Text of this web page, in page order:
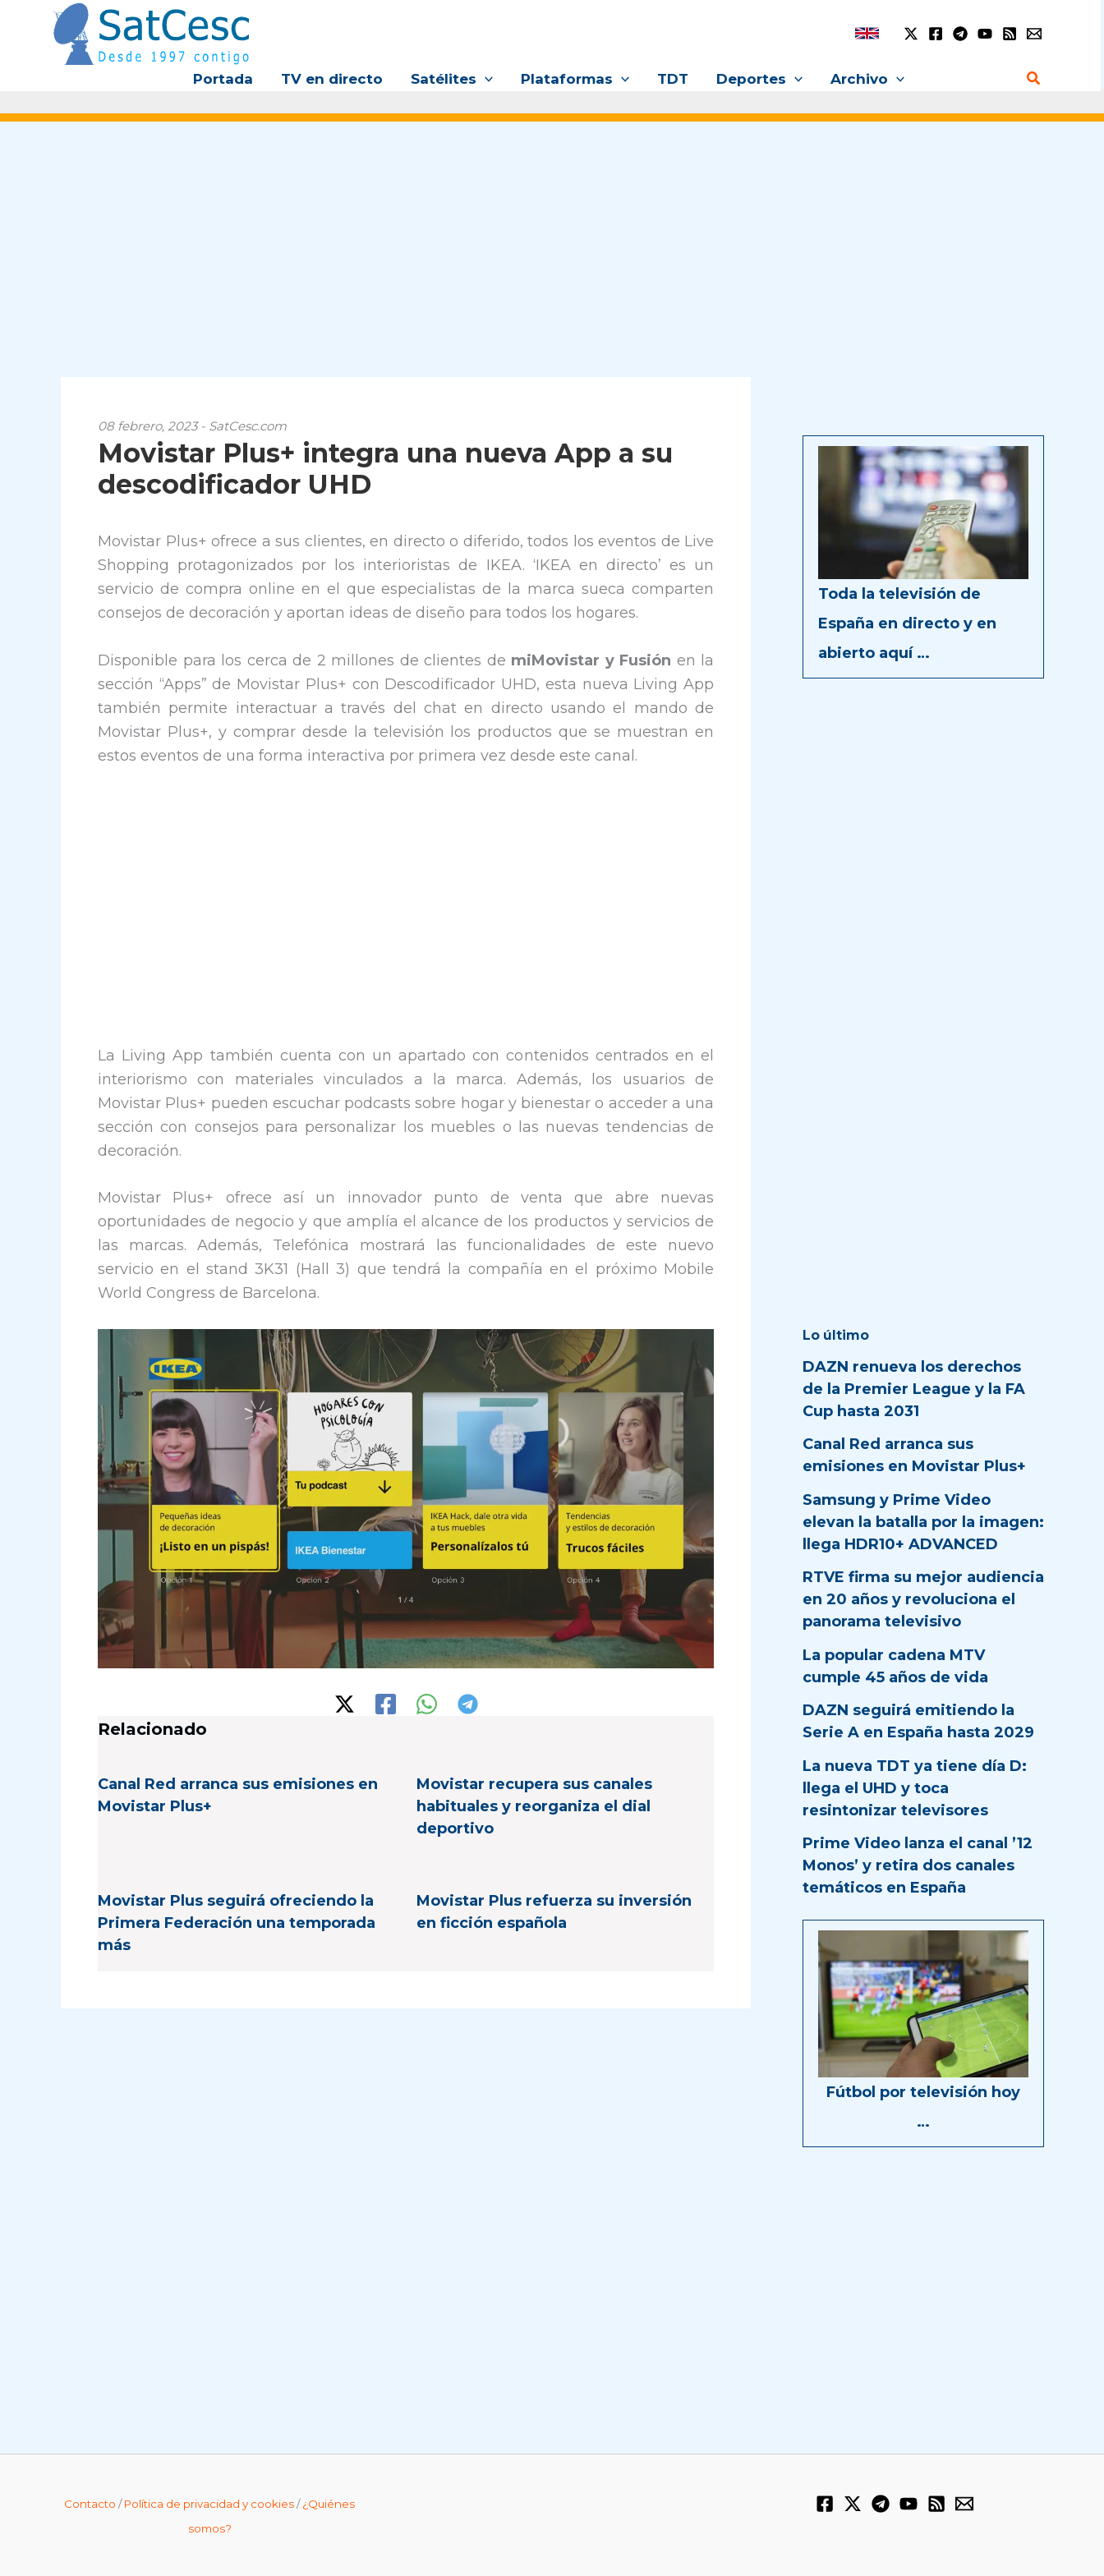
contenido
Portada TV en directo Satélites Plataformas TDT Deportes Archivo Buscar
08 febrero, 2023 - SatCesc.com
Movistar Plus+ integra una nueva App a su
descodificador UHD
Movistar Plus+ ofrece a sus clientes, en directo o diferido, todos los eventos de Live
Shopping protagonizados por los interioristas de IKEA. ‘IKEA en directo’ es un
servicio de compra online en el que especialistas de la marca sueca comparten
consejos de decoración y aportan ideas de diseño para todos los hogares.
Disponible para los cerca de 2 millones de clientes de miMovistar y Fusión en la
sección “Apps” de Movistar Plus+ con Descodificador UHD, esta nueva Living App
también permite interactuar a través del chat en directo usando el mando de
Movistar Plus+, y comprar desde la televisión los productos que se muestran en
estos eventos de una forma interactiva por primera vez desde este canal.
La Living App también cuenta con un apartado con contenidos centrados en el
interiorismo con materiales vinculados a la marca. Además, los usuarios de
Movistar Plus+ pueden escuchar podcasts sobre hogar y bienestar o acceder a una
sección con consejos para personalizar los muebles o las nuevas tendencias de
decoración.
Movistar Plus+ ofrece así un innovador punto de venta que abre nuevas
oportunidades de negocio y que amplía el alcance de los productos y servicios de
las marcas. Además, Telefónica mostrará las funcionalidades de este nuevo
servicio en el stand 3K31 (Hall 3) que tendrá la compañía en el próximo Mobile
World Congress de Barcelona.
Relacionado
Canal Red arranca sus emisiones en
Movistar Plus+
Movistar recupera sus canales
habituales y reorganiza el dial
deportivo
Movistar Plus seguirá ofreciendo la
Primera Federación una temporada
más
Movistar Plus refuerza su inversión
en ficción española
Toda la televisión de
España en directo y en
abierto aquí …
Lo último
DAZN renueva los derechos
de la Premier League y la FA
Cup hasta 2031
Canal Red arranca sus
emisiones en Movistar Plus+
Samsung y Prime Video
elevan la batalla por la imagen:
llega HDR10+ ADVANCED
RTVE firma su mejor audiencia
en 20 años y revoluciona el
panorama televisivo
La popular cadena MTV
cumple 45 años de vida
DAZN seguirá emitiendo la
Serie A en España hasta 2029
La nueva TDT ya tiene día D:
llega el UHD y toca
resintonizar televisores
Prime Video lanza el canal ’12
Monos’ y retira dos canales
temáticos en España
Fútbol por televisión hoy
…
Contacto /Política de privacidad y cookies/¿Quiénes
somos?